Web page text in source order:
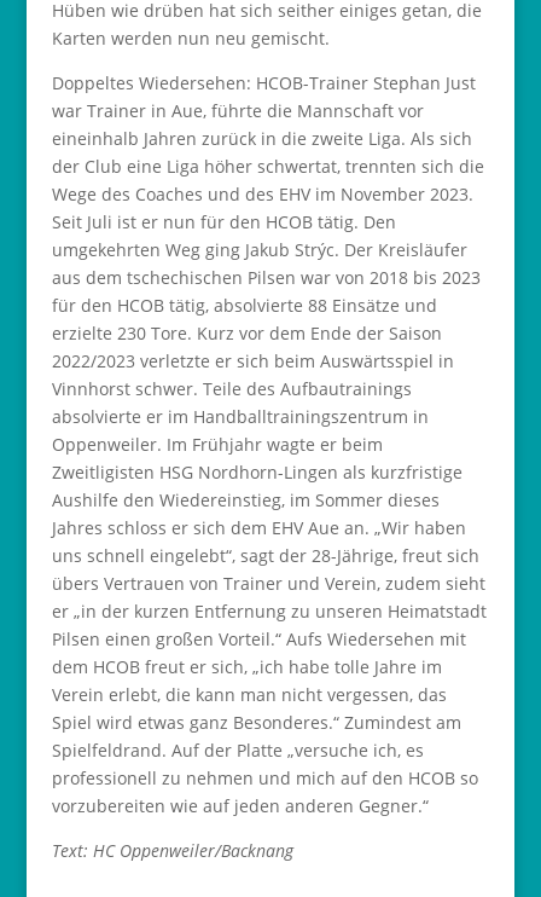
Hüben wie drüben hat sich seither einiges getan, die
Karten werden nun neu gemischt.
Doppeltes Wiedersehen: HCOB-Trainer Stephan Just
war Trainer in Aue, führte die Mannschaft vor
eineinhalb Jahren zurück in die zweite Liga. Als sich
der Club eine Liga höher schwertat, trennten sich die
Wege des Coaches und des EHV im November 2023.
Seit Juli ist er nun für den HCOB tätig. Den
umgekehrten Weg ging Jakub Strýc. Der Kreisläufer
aus dem tschechischen Pilsen war von 2018 bis 2023
für den HCOB tätig, absolvierte 88 Einsätze und
erzielte 230 Tore. Kurz vor dem Ende der Saison
2022/2023 verletzte er sich beim Auswärtsspiel in
Vinnhorst schwer. Teile des Aufbautrainings
absolvierte er im Handballtrainingszentrum in
Oppenweiler. Im Frühjahr wagte er beim
Zweitligisten HSG Nordhorn-Lingen als kurzfristige
Aushilfe den Wiedereinstieg, im Sommer dieses
Jahres schloss er sich dem EHV Aue an. „Wir haben
uns schnell eingelebt“, sagt der 28-Jährige, freut sich
übers Vertrauen von Trainer und Verein, zudem sieht
er „in der kurzen Entfernung zu unseren Heimatstadt
Pilsen einen großen Vorteil.“ Aufs Wiedersehen mit
dem HCOB freut er sich, „ich habe tolle Jahre im
Verein erlebt, die kann man nicht vergessen, das
Spiel wird etwas ganz Besonderes.“ Zumindest am
Spielfeldrand. Auf der Platte „versuche ich, es
professionell zu nehmen und mich auf den HCOB so
vorzubereiten wie auf jeden anderen Gegner.“
Text: HC Oppenweiler/Backnang